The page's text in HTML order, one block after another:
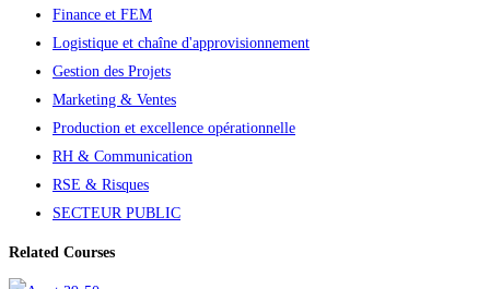
Finance et FEM
Logistique et chaîne d'approvisionnement
Gestion des Projets
Marketing & Ventes
Production et excellence opérationnelle
RH & Communication
RSE & Risques
SECTEUR PUBLIC
Related Courses